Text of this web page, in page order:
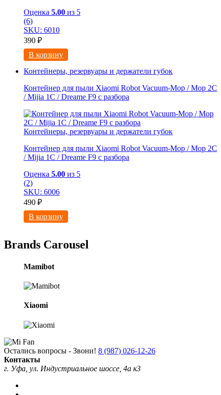
Оценка 5.00 из 5
(6)
SKU: 6010
390 ₽
В корзину
Контейнеры, резервуары и держатели губок
Контейнер для пыли Xiaomi Robot Vacuum-Mop / Mop 2C
/ Mijia 1C / Dreame F9 с разбора
Контейнеры, резервуары и держатели губок
Контейнер для пыли Xiaomi Robot Vacuum-Mop / Mop 2C
/ Mijia 1C / Dreame F9 с разбора
Оценка 5.00 из 5
(2)
SKU: 6006
490 ₽
В корзину
Brands Carousel
Mamibot
Xiaomi
Остались вопросы - Звони! 8 (987) 026-12-26
Контакты
г. Уфа, ул. Индустриальное шоссе, 4а к3